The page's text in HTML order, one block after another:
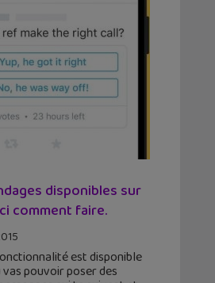
disponibles sur
comment faire.
est disponible
pouvoir poser des